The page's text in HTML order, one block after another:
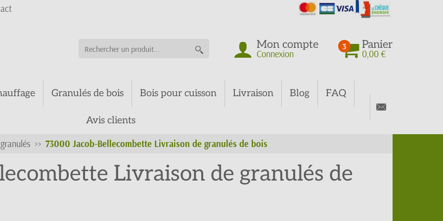
Mon compte
Connexion
3 Panier
0,00 €
Granulés de bois Bois pour cuisson Livraison Blog FAQ
Avis clients
73000 Jacob-Bellecombette Livraison de granulés de bois
Livraison de granulés de